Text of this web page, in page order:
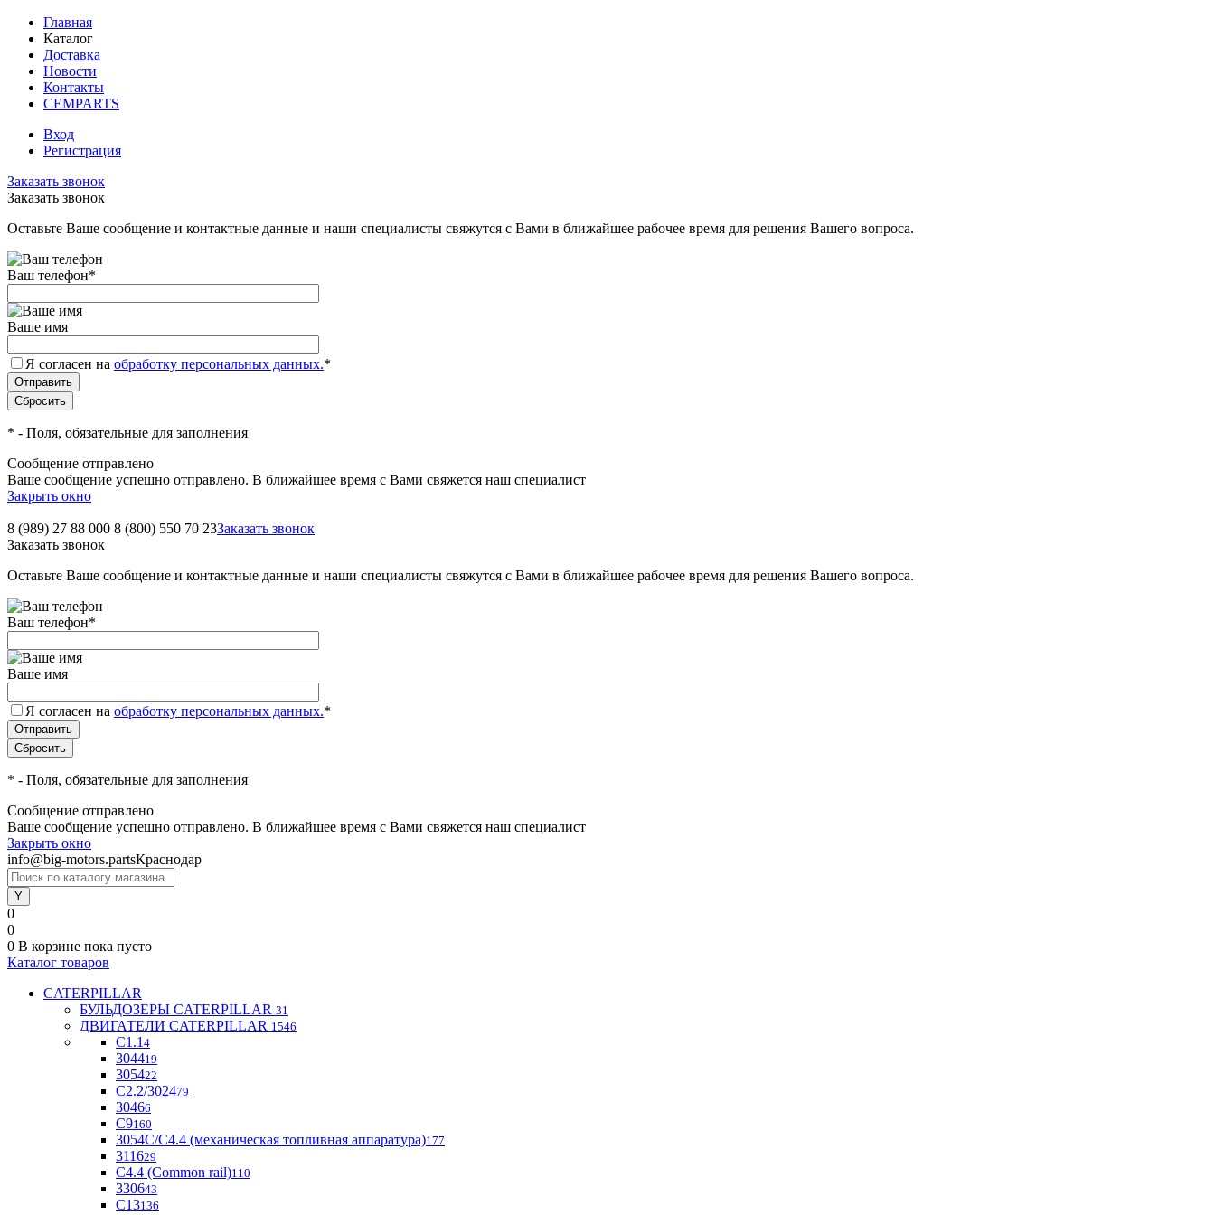
Главная
Каталог
Доставка
Новости
Контакты
CEMPARTS
Вход
Регистрация
Заказать звонок
Заказать звонок
Оставьте Ваше сообщение и контактные данные и наши специалисты свяжутся с Вами в ближайшее рабочее время для решения Вашего вопроса.
Ваш телефон*
Ваше имя
Я согласен на обработку персональных данных.*
* - Поля, обязательные для заполнения
Сообщение отправлено
Ваше сообщение успешно отправлено. В ближайшее время с Вами свяжется наш специалист
Закрыть окно
8 (989) 27 88 000 8 (800) 550 70 23Заказать звонок
Заказать звонок
Оставьте Ваше сообщение и контактные данные и наши специалисты свяжутся с Вами в ближайшее рабочее время для решения Вашего вопроса.
Ваш телефон*
Ваше имя
Я согласен на обработку персональных данных.*
* - Поля, обязательные для заполнения
Сообщение отправлено
Ваше сообщение успешно отправлено. В ближайшее время с Вами свяжется наш специалист
Закрыть окно
info@big-motors.partsКраснодар
0
0
0 В корзине пока пусто
Каталог товаров
CATERPILLAR
БУЛЬДОЗЕРЫ CATERPILLAR 31
ДВИГАТЕЛИ CATERPILLAR 1546
C1.1 4
304419
305422
С2.2/302479
30466
С9160
3054С/С4.4 (механическая топливная аппаратура)177
311629
С4.4 (Common rail)110
330643
С13136